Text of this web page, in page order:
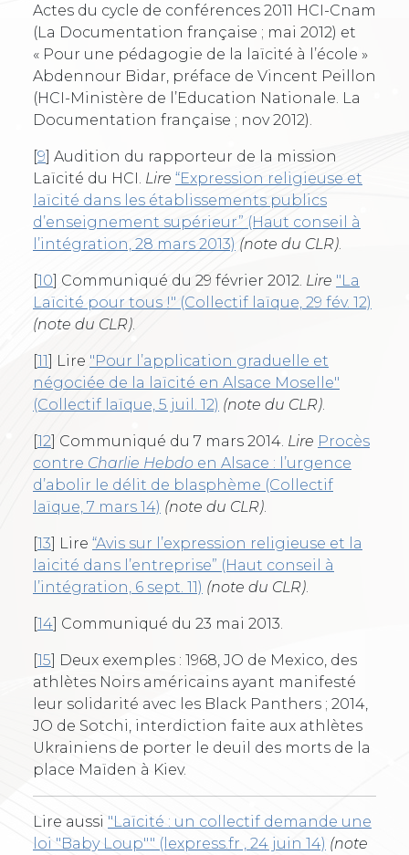
Actes du cycle de conférences 2011 HCI-Cnam
(La Documentation française ; mai 2012) et
« Pour une pédagogie de la laïcité à l’école »
Abdennour Bidar, préface de Vincent Peillon
(HCI-Ministère de l’Education Nationale. La
Documentation française ; nov 2012).
[9] Audition du rapporteur de la mission
Laïcité du HCI. Lire “Expression religieuse et
laïcité dans les établissements publics
d’enseignement supérieur” (Haut conseil à
l’intégration, 28 mars 2013) (note du CLR)
[10] Communiqué du 29 février 2012. Lire "La
Laïcité pour tous !" (Collectif laïque, 29 fév. 12)
(note du CLR)
[11] Lire "Pour l’application graduelle et
négociée de la laïcité en Alsace Moselle"
(Collectif laïque, 5 juil. 12) (note du CLR)
[12] Communiqué du 7 mars 2014. Lire Procès
contre Charlie Hebdo en Alsace : l’urgence
d’abolir le délit de blasphème (Collectif
laïque, 7 mars 14) (note du CLR)
[13] Lire “Avis sur l’expression religieuse et la
laicité dans l’entreprise” (Haut conseil à
l’intégration, 6 sept. 11) (note du CLR)
[14] Communiqué du 23 mai 2013.
[15] Deux exemples : 1968, JO de Mexico, des
athlètes Noirs américains ayant manifesté
leur solidarité avec les Black Panthers ; 2014,
JO de Sotchi, interdiction faite aux athlètes
Ukrainiens de porter le deuil des morts de la
place Maïden à Kiev.
Lire aussi "Laïcité : un collectif demande une
loi "Baby Loup"" (lexpress.fr , 24 juin 14) (note